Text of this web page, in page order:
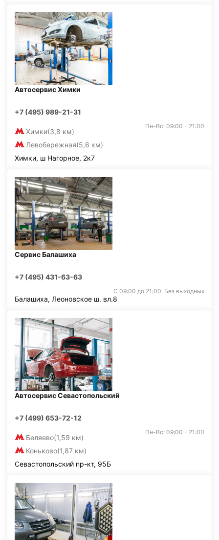
Автосервис Химки
+7 (495) 989-21-31
Химки(3,8 км)
Левобережная(5,6 км)
Пн-Вс: 09:00 - 21:00
Химки, ш Нагорное, 2к7
Сервис Балашиха
+7 (495) 431-63-63
С 09:00 до 21:00. Без выходных
Балашиха, Леоновское ш. вл.8
Автосервис Севастопольский
+7 (499) 653-72-12
Беляево(1,59 км)
Коньково(1,87 км)
Пн-Вс: 09:00 - 21:00
Севастопольский пр-кт, 95Б